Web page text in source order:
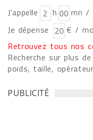
J'appelle h
mn /
Je dépense
€ /
Retrouvez tous nos
Recherche sur plus
poids, taille,
PUBLICITÉ